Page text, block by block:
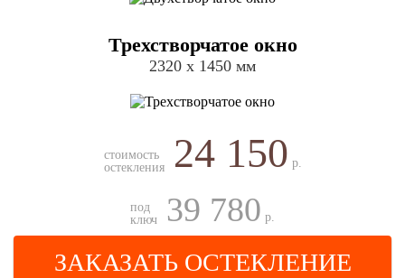
Трехстворчатое окно
2320 х 1450 мм
стоимость
остекления
24 150 р.
под
ключ
39 780 р.
ЗАКАЗАТЬ ОСТЕКЛЕНИЕ